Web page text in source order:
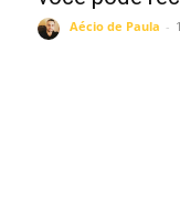
Aécio de Paula -